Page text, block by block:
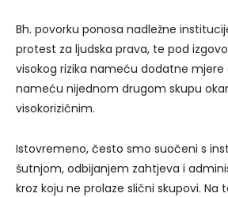
Bh. povorku ponosa nadležne
protest za ljudska prava, te pod
visokog rizika nameću dodatne mjere
nameću nijednom drugom skupu
visokorizičnim.
Istovremeno, često smo suočeni s
šutnjom, odbijanjem zahtjeva i
kroz koju ne prolaze slični skupovi. Na